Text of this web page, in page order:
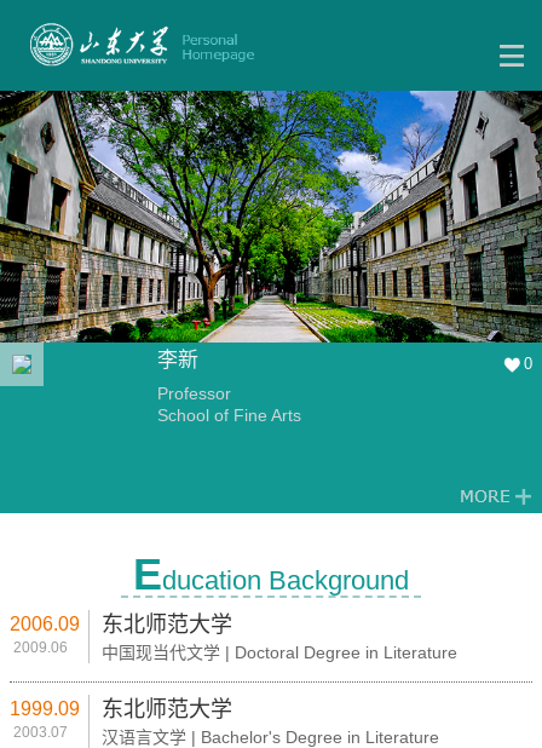
李新 0
Professor
School of Fine Arts
Education Background
2006.09
2009.06
东北师范大学
中国现当代文学 | Doctoral Degree in Literature
1999.09
2003.07
东北师范大学
汉语言文学 | Bachelor's Degree in Literature